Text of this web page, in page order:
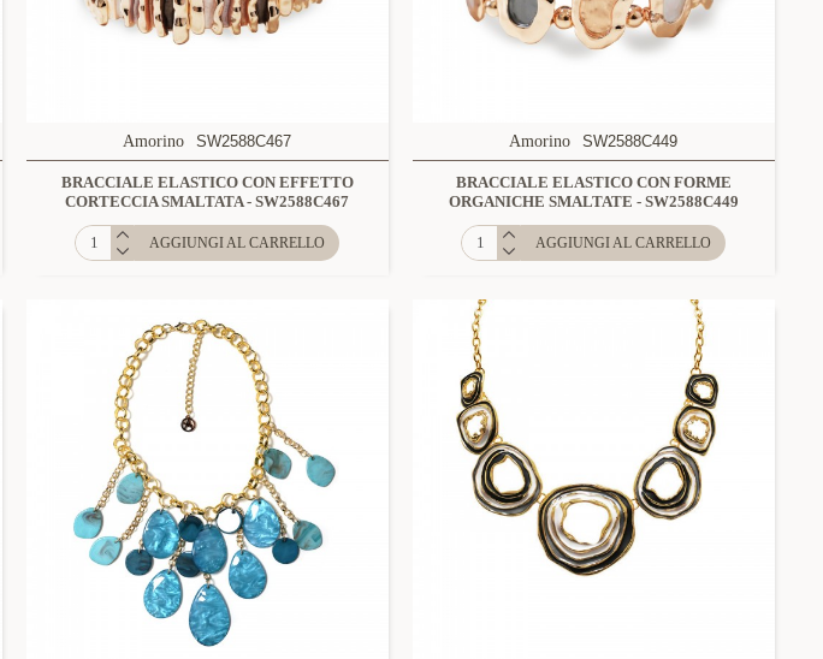
Amorino SW2588C467
BRACCIALE ELASTICO CON EFFETTO
CORTECCIA SMALTATA - SW2588C467
AGGIUNGI AL CARRELLO
Amorino SW2588C449
BRACCIALE ELASTICO CON FORME
ORGANICHE SMALTATE - SW2588C449
AGGIUNGI AL CARRELLO